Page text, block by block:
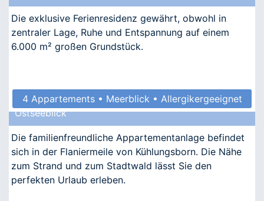
Die exklusive Ferienresidenz gewährt, obwohl in
zentraler Lage, Ruhe und Entspannung auf einem
6.000 m² großen Grundstück.
4 Appartements • Meerblick • Allergikergeeignet
Ostseeblick
Die familienfreundliche Appartementanlage befindet
sich in der Flaniermeile von Kühlungsborn. Die Nähe
zum Strand und zum Stadtwald lässt Sie den
perfekten Urlaub erleben.